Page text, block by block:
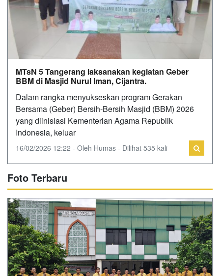
MTsN 5 Tangerang laksanakan kegiatan Geber
BBM di Masjid Nurul Iman, Cijantra.
Dalam rangka menyukseskan program Gerakan
Bersama (Geber) Bersih-Bersih Masjid (BBM) 2026
yang diinisiasi Kementerian Agama Republik
Indonesia, keluar
16/02/2026 12:22 - Oleh Humas - Dilihat 535 kali
Foto Terbaru